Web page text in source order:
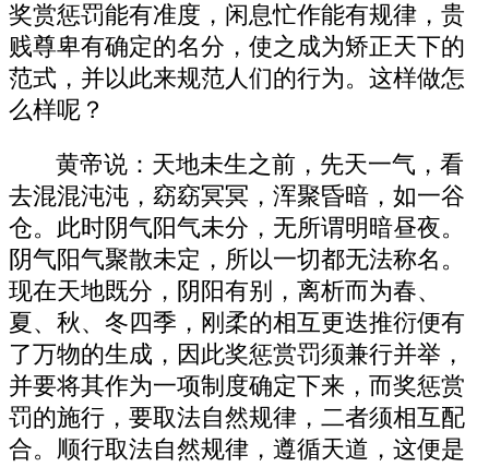
奖赏惩罚能有准度，闲息忙作能有规律，贵
贱尊卑有确定的名分，使之成为矫正天下的
范式，并以此来规范人们的行为。这样做怎
么样呢？
黄帝说：天地未生之前，先天一气，看
去混混沌沌，窈窈冥冥，浑聚昏暗，如一谷
仓。此时阴气阳气未分，无所谓明暗昼夜。
阴气阳气聚散未定，所以一切都无法称名。
现在天地既分，阴阳有别，离析而为春、
夏、秋、冬四季，刚柔的相互更迭推衍便有
了万物的生成，因此奖惩赏罚须兼行并举，
并要将其作为一项制度确定下来，而奖惩赏
罚的施行，要取法自然规律，二者须相互配
合。顺行取法自然规律，遵循天道，这便是